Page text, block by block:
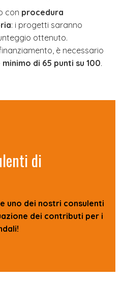
con procedura
: i progetti saranno
ottenuto.
è necessario
di 65 punti su 100.
di
uno dei nostri consulenti
dei contributi per i